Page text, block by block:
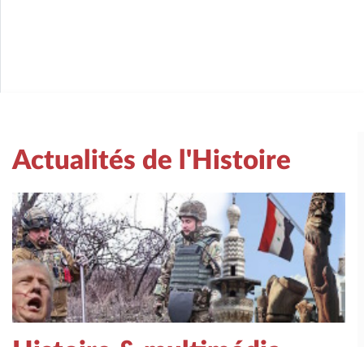
Actualités de l'Histoire